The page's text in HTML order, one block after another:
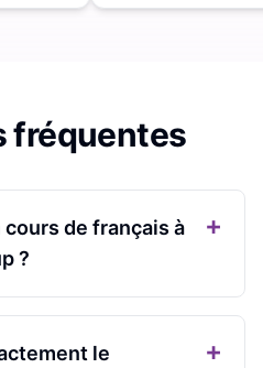
fréquentes
de français à
?
+
le
+